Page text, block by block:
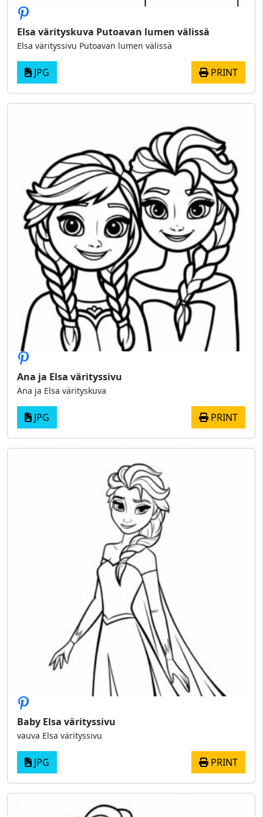
Elsa värityskuva Putoavan lumen välissä
Elsa värityssivu Putoavan lumen välissä
JPG PRINT
Ana ja Elsa värityssivu
Ana ja Elsa värityskuva
JPG PRINT
Baby Elsa värityssivu
vauva Elsa värityssivu
JPG PRINT